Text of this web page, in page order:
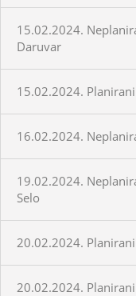
15.02.2024.
Daruvar
15.02.2024.
16.02.2024.
19.02.2024.
Selo
20.02.2024.
20.02.2024.